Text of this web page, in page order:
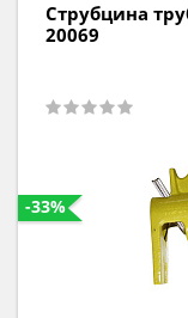
Струбцина
20069
-33%